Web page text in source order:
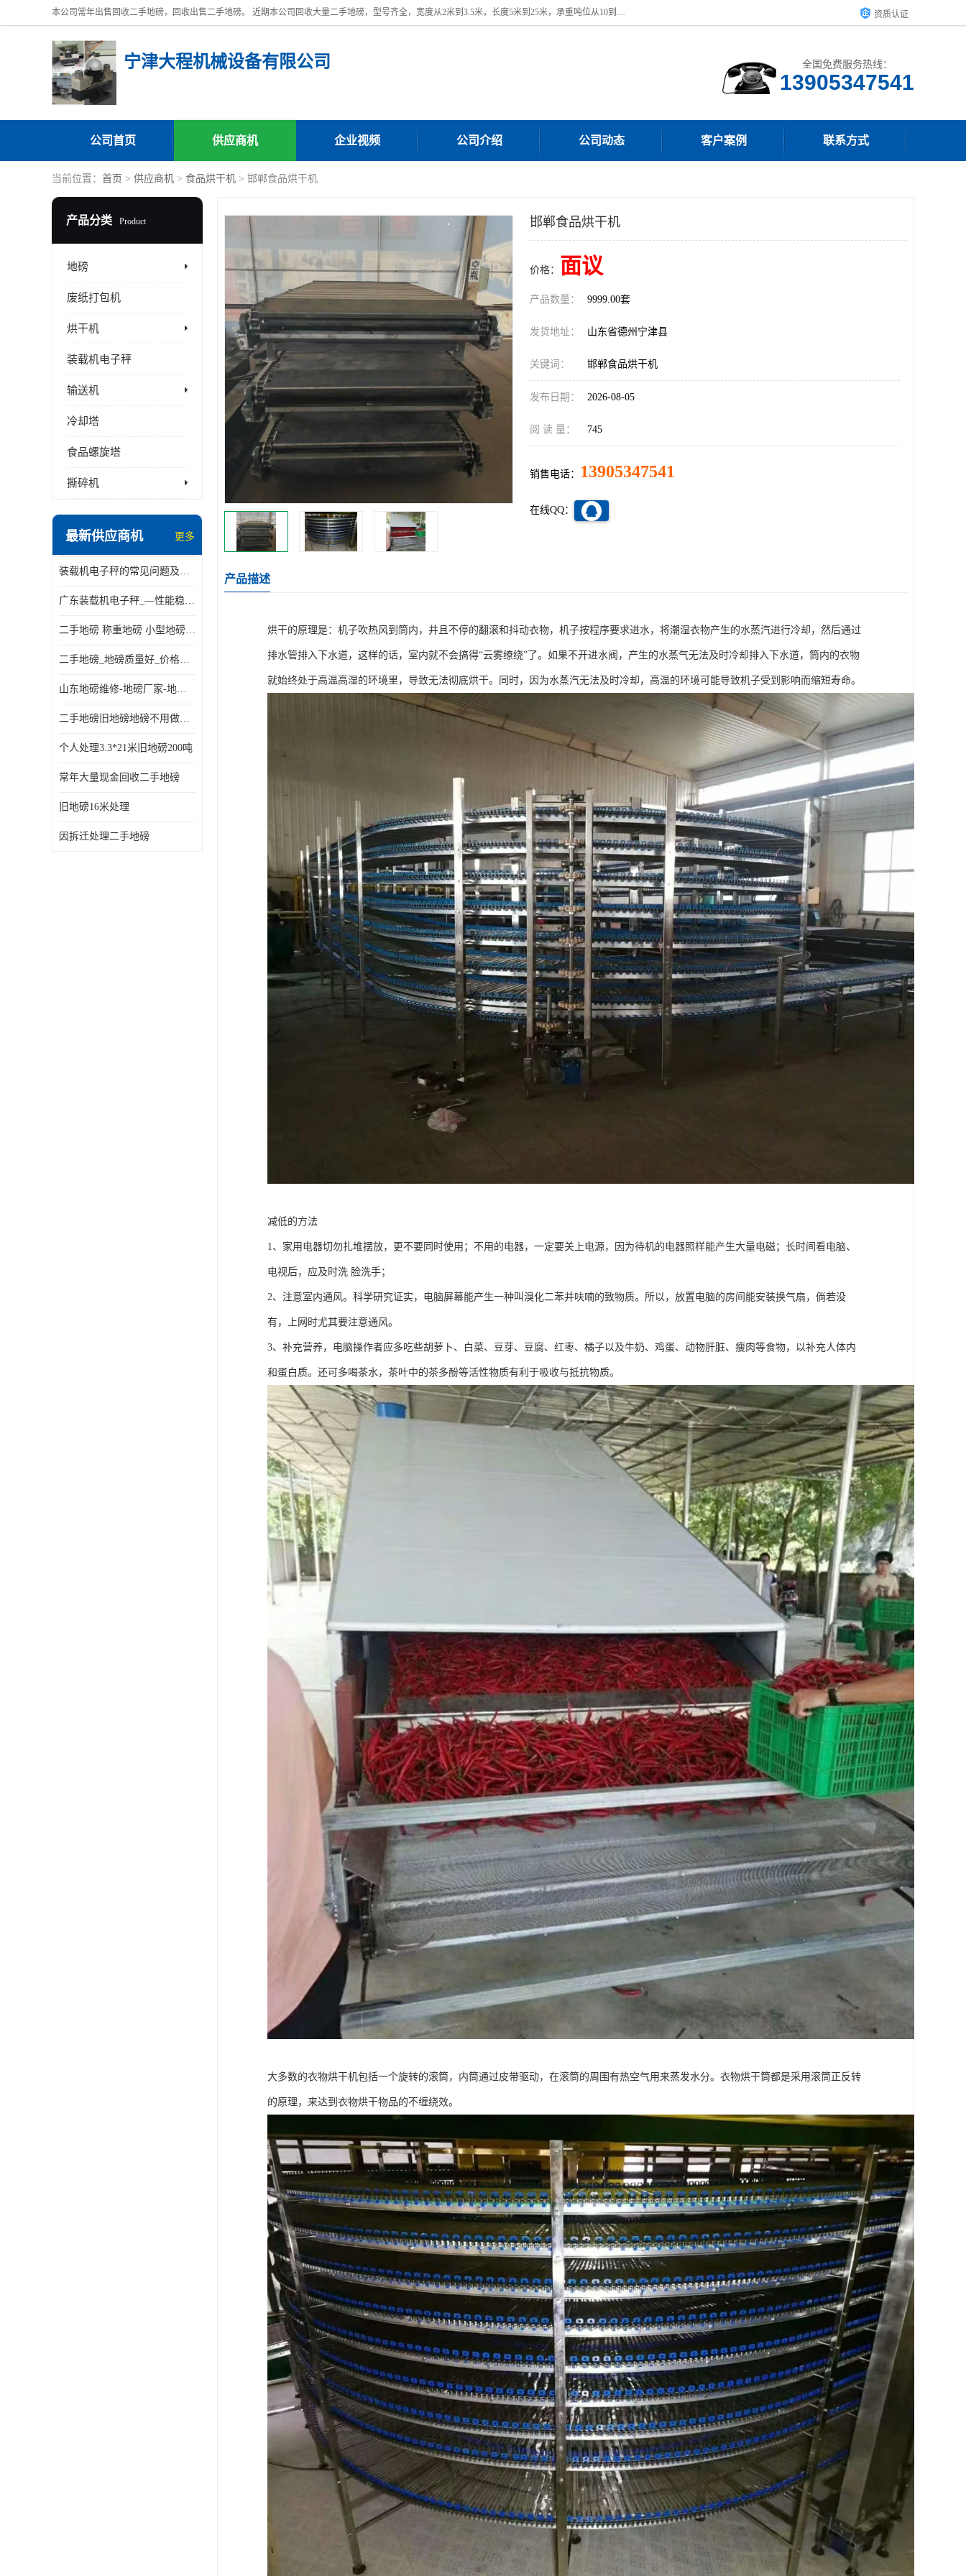
本公司常年出售回收二手地磅，回收出售二手地磅。 近期本公司回收大量二手地磅，型号齐全，宽度从2米到3.5米，长度5米到25米，承重吨位从10到200吨，成色7—9成新。 ? 使用年限6个月至2年，产品来源于个人闲置品，工矿企业停用品，因小换大而来。 精准度和新的一样， 二手地磅是内行人的选择，打个电话就省钱朋友您好等什么 资质认证
宁津大程机械设备有限公司 全国免费服务热线：
13905347541
公司首页 供应商机 企业视频 公司介绍 公司动态 客户案例 联系方式
当前位置： 首页 > 供应商机 > 食品烘干机 > 邯郸食品烘干机
产品分类 Product
地磅
废纸打包机
烘干机
装载机电子秤
输送机
冷却塔
食品螺旋塔
撕碎机
最新供应商机 更多
装载机电子秤的常见问题及解决方法介绍
广东装载机电子秤_—性能稳定—操作简单—品质可靠
二手地磅 称重地磅 小型地磅 一百吨地磅
二手地磅_地磅质量好_价格便宜这里找【地磅行家】
山东地磅维修-地磅厂家-地磅价格-二手地磅
二手地磅旧地磅地磅不用做地基
个人处理3.3*21米旧地磅200吨
常年大量现金回收二手地磅
旧地磅16米处理
因拆迁处理二手地磅
邯郸食品烘干机
价格： 面议
产品数量： 9999.00套
发货地址： 山东省德州宁津县
关键词： 邯郸食品烘干机
发布日期： 2026-08-05
阅 读 量： 745
销售电话： 13905347541
在线QQ：
产品描述
烘干的原理是：机子吹热风到筒内，并且不停的翻滚和抖动衣物，机子按程序要求进水，将潮湿衣物产生的水蒸汽进行冷却，然后通过
排水管排入下水道，这样的话，室内就不会搞得“云雾缭绕”了。如果不开进水阀，产生的水蒸气无法及时冷却排入下水道，筒内的衣物
就始终处于高温高湿的环境里，导致无法彻底烘干。同时，因为水蒸汽无法及时冷却，高温的环境可能导致机子受到影响而缩短寿命。
减低的方法
1、家用电器切勿扎堆摆放，更不要同时使用；不用的电器，一定要关上电源，因为待机的电器照样能产生大量电磁；长时间看电脑、
电视后，应及时洗 脸洗手；
2、注意室内通风。科学研究证实，电脑屏幕能产生一种叫溴化二苯并呋喃的致物质。所以，放置电脑的房间能安装换气扇，倘若没
有，上网时尤其要注意通风。
3、补充营养，电脑操作者应多吃些胡萝卜、白菜、豆芽、豆腐、红枣、橘子以及牛奶、鸡蛋、动物肝脏、瘦肉等食物，以补充人体内
和蛋白质。还可多喝茶水，茶叶中的茶多酚等活性物质有利于吸收与抵抗物质。
大多数的衣物烘干机包括一个旋转的滚筒，内筒通过皮带驱动，在滚筒的周围有热空气用来蒸发水分。衣物烘干筒都是采用滚筒正反转
的原理，来达到衣物烘干物品的不缠绕效。